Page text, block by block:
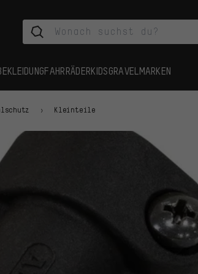
FAHRRÄDERKIDSGRAVEL MARKEN
Kleinteile